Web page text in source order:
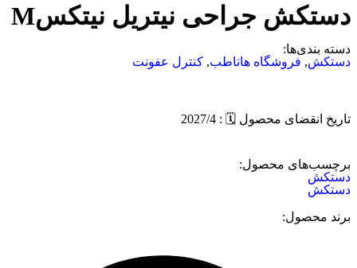
دستکش جراحی نیتریل نیتکسM
دسته بندی‌ها:
دستکش, فروشگاه هاناطب, کنترل عفونت
تاریخ انقضای محصول 🗓️ : 2027/4
برچسب‌های محصول:
دستکش
دستکش
برند محصول: